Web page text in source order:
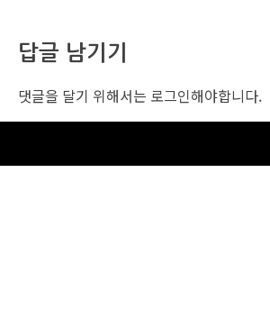
답글 남기기
댓글을 달기 위해서는 로그인해야합니다.